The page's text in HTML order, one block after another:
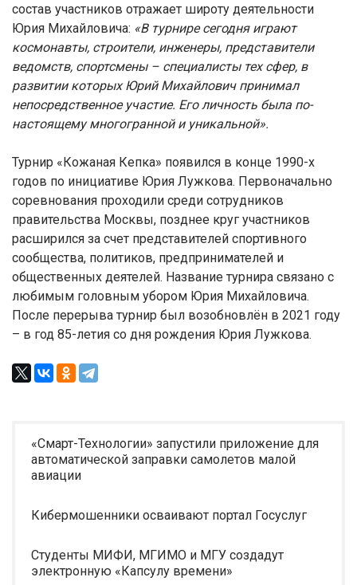
состав участников отражает широту деятельности
Юрия Михайловича: «В турнире сегодня играют
космонавты, строители, инженеры, представители
ведомств, спортсмены – специалисты тех сфер, в
развитии которых Юрий Михайлович принимал
непосредственное участие. Его личность была по-
настоящему многогранной и уникальной».
Турнир «Кожаная Кепка» появился в конце 1990-х
годов по инициативе Юрия Лужкова. Первоначально
соревнования проходили среди сотрудников
правительства Москвы, позднее круг участников
расширился за счет представителей спортивного
сообщества, политиков, предпринимателей и
общественных деятелей. Название турнира связано с
любимым головным убором Юрия Михайловича.
После перерыва турнир был возобновлён в 2021 году
– в год 85-летия со дня рождения Юрия Лужкова.
«Смарт-Технологии» запустили приложение для
автоматической заправки самолетов малой
авиации
Кибермошенники осваивают портал Госуслуг
Студенты МИФИ, МГИМО и МГУ создадут
электронную «Капсулу времени»